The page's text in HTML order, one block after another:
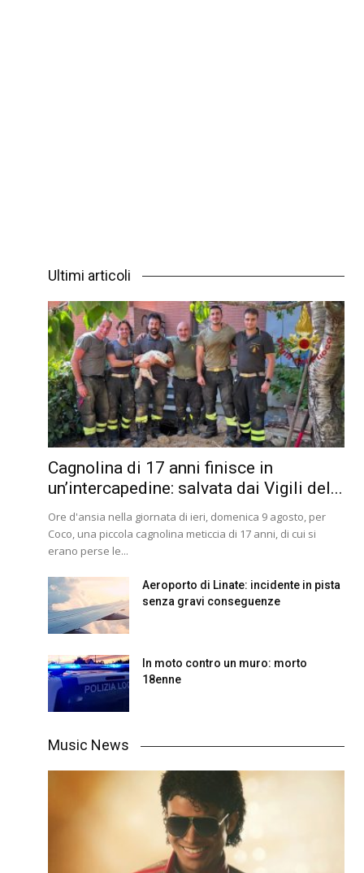
Ultimi articoli
Cagnolina di 17 anni finisce in
un’intercapedine: salvata dai Vigili del...
Ore d'ansia nella giornata di ieri, domenica 9 agosto, per
Coco, una piccola cagnolina meticcia di 17 anni, di cui si
erano perse le...
Aeroporto di Linate: incidente in pista
senza gravi conseguenze
In moto contro un muro: morto
18enne
Music News